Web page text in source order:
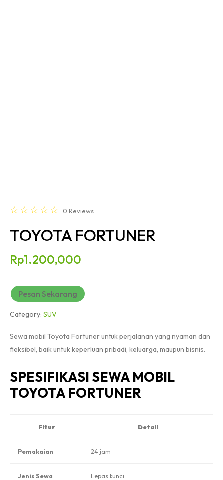
☆☆☆☆☆ 0 Reviews
TOYOTA FORTUNER
Rp1.200,000
Pesan Sekarang
Category: SUV
Sewa mobil Toyota Fortuner untuk perjalanan yang nyaman dan
fleksibel, baik untuk keperluan pribadi, keluarga, maupun bisnis.
SPESIFIKASI SEWA MOBIL
TOYOTA FORTUNER
Fitur Detail
Pemakaian 24 jam
Jenis Sewa Lepas kunci